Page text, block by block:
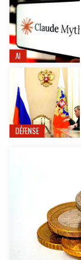
AI
DÉFENSE